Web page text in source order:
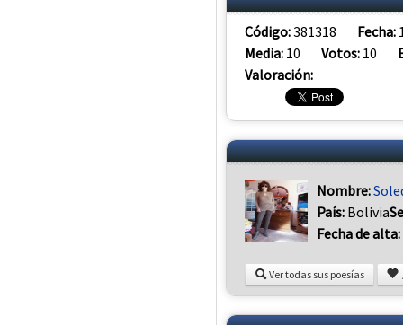
Código:381318 Fecha:
Media: 10 Votos: 10
Valoración:
Nombre:
País: Bolivia
Fecha de alta:
Ver todas sus poesías